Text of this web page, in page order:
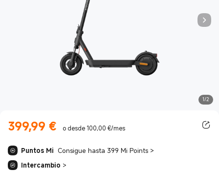
1/2
399,99 €
Current Price €399.99o desde 100,00 €/mes
Puntos Mi Consigue hasta 399 Mi Points >
Intercambio >